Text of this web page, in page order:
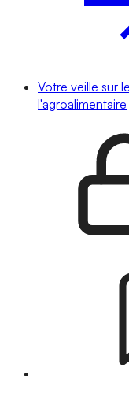
Votre veille sur
l'agroalimentaire